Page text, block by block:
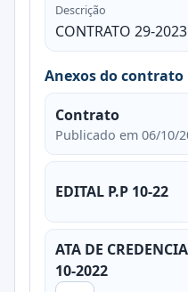
Descrição
CONTRATO 29-
Anexos do contrato
Contrato
Publicado em 06/10/
EDITAL P.P 10-22
ATA DE
10-2022